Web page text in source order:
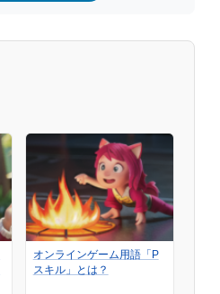
オンラインゲーム用語「P
スキル」とは？